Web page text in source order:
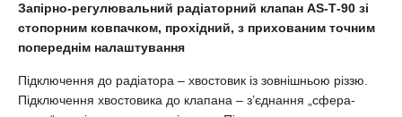
Запірно-регулювальний радіаторний клапан АS-Т-90 зі
стопорним ковпачком, прохідний, з прихованим точним
попереднім налаштування
Підключення до радіатора – хвостовик із зовнішньою різзю.
Підключення хвостовика до клапана – з’єднання „сфера-